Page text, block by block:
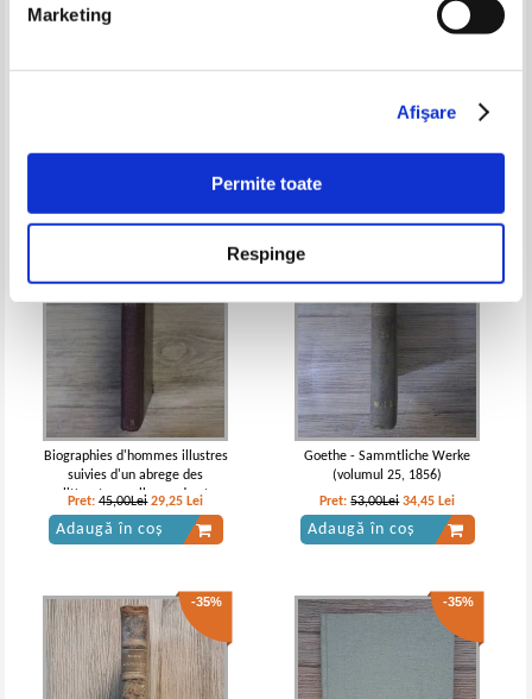
Marketing
Afişare
Permite toate
Respinge
politique
25,00 Lei
Biographies d'hommes illustres
suivies d'un abrege des
litteratures allemande et
anglaise depuis la fin du XVIII
siecle
Pret:45,00Lei 29,25 Lei
Adaugă în coș
Goethe - Sammtliche Werke
(volumul 25, 1856)
Pret:53,00Lei 34,45 Lei
Adaugă în coș
-35% -35%